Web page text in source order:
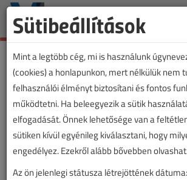
Sütibeállítások
Mint a legtöbb cég, mi is használunk
(cookies) a honlapunkon, mert nélkülük nem
felhasználói élményt biztosítani és fontos
működtetni. Ha beleegyezik a sütik
elfogadását. Önnek lehetősége van a
sütiken kívül egyénileg kiválasztani, hogy
engedélyez. Ezekről alább bővebben
Az ön jelenlegi státusza létrejöttének dátuma: